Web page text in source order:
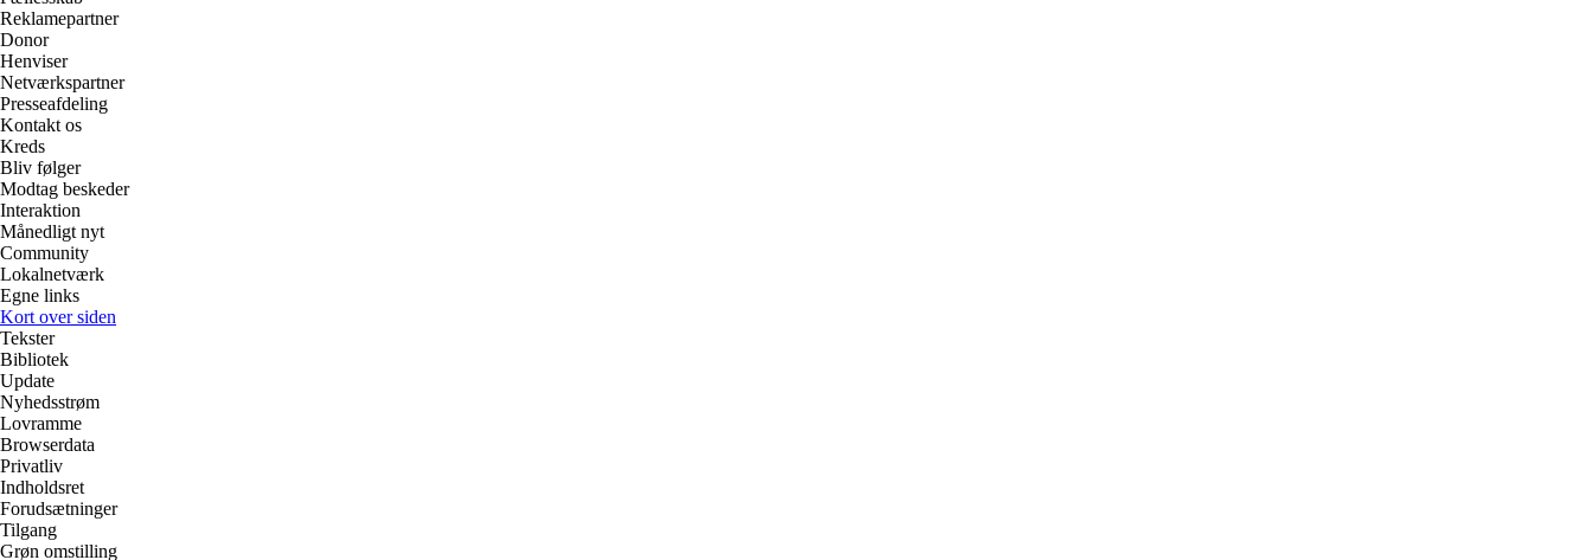
Reklamepartner
Donor
Henviser
Netværkspartner
Presseafdeling
Kontakt os
Kreds
Bliv følger
Modtag beskeder
Interaktion
Månedligt nyt
Community
Lokalnetværk
Egne links
Kort over siden
Tekster
Bibliotek
Update
Nyhedsstrøm
Lovramme
Browserdata
Privatliv
Indholdsret
Forudsætninger
Tilgang
Grøn omstilling